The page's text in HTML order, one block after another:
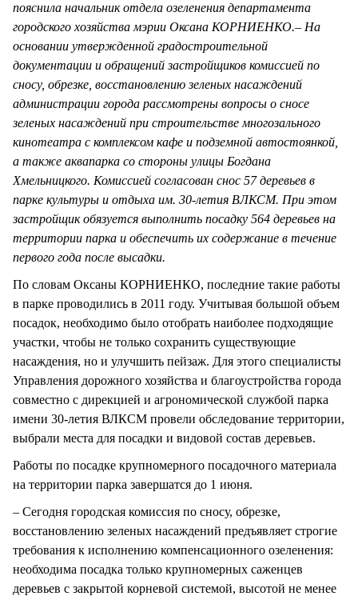
пояснила начальник отдела озеленения департамента
городского хозяйства мэрии Оксана КОРНИЕНКО.– На
основании утвержденной градостроительной
документации и обращений застройщиков комиссией по
сносу, обрезке, восстановлению зеленых насаждений
администрации города рассмотрены вопросы о сносе
зеленых насаждений при строительстве многозального
кинотеатра с комплексом кафе и подземной автостоянкой,
а также аквапарка со стороны улицы Богдана
Хмельницкого. Комиссией согласован снос 57 деревьев в
парке культуры и отдыха им. 30-летия ВЛКСМ. При этом
застройщик обязуется выполнить посадку 564 деревьев на
территории парка и обеспечить их содержание в течение
первого года после высадки.
По словам Оксаны КОРНИЕНКО, последние такие работы
в парке проводились в 2011 году. Учитывая большой объем
посадок, необходимо было отобрать наиболее подходящие
участки, чтобы не только сохранить существующие
насаждения, но и улучшить пейзаж. Для этого специалисты
Управления дорожного хозяйства и благоустройства города
совместно с дирекцией и агрономической службой парка
имени 30-летия ВЛКСМ провели обследование территории,
выбрали места для посадки и видовой состав деревьев.
Работы по посадке крупномерного посадочного материала
на территории парка завершатся до 1 июня.
– Сегодня городская комиссия по сносу, обрезке,
восстановлению зеленых насаждений предъявляет строгие
требования к исполнению компенсационного озеленения:
необходима посадка только крупномерных саженцев
деревьев с закрытой корневой системой, высотой не менее